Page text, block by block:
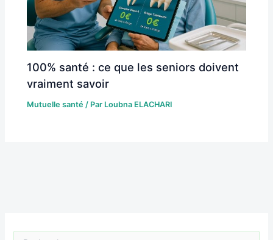
100% santé : ce que les seniors doivent
vraiment savoir
Mutuelle santé / Par Loubna ELACHARI